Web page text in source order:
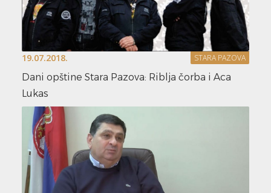
19.07.2018. STARA PAZOVA
Dani opštine Stara Pazova: Riblja čorba i Aca
Lukas